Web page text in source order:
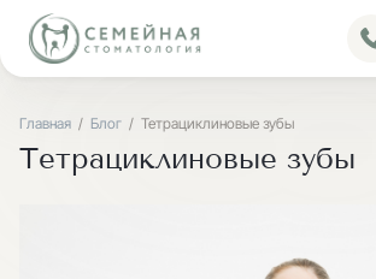
Блог
Главная Блог Тетрациклиновые зубы
Тетрациклиновые зубы